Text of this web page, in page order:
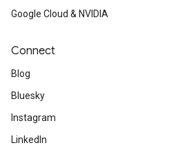
Google Cloud & NVIDIA
Connect
Blog
Bluesky
Instagram
LinkedIn